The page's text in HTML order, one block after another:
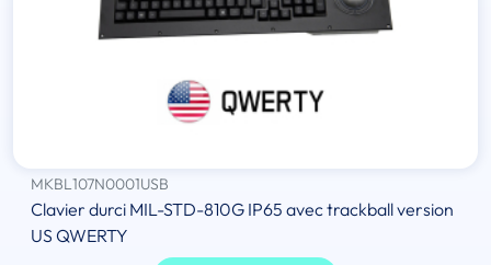
MKBL107N0001USB
Clavier durci MIL-STD-810G IP65 avec trackball version
US QWERTY